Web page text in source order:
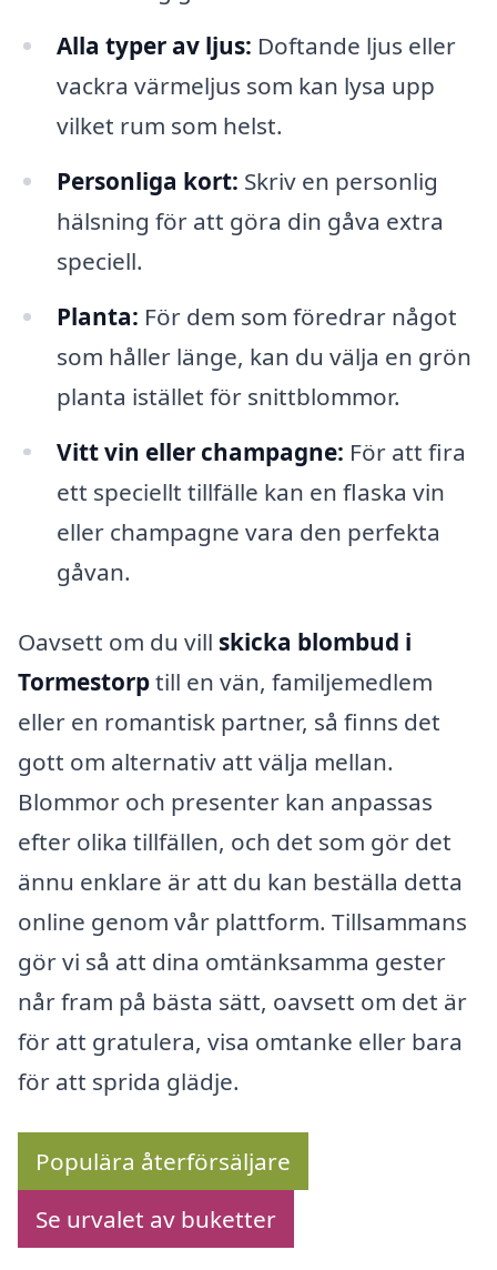
Alla typer av ljus: Doftande ljus eller
vackra värmeljus som kan lysa upp
vilket rum som helst.
Personliga kort: Skriv en personlig
hälsning för att göra din gåva extra
speciell.
Planta: För dem som föredrar något
som håller länge, kan du välja en grön
planta istället för snittblommor.
Vitt vin eller champagne: För att fira
ett speciellt tillfälle kan en flaska vin
eller champagne vara den perfekta
gåvan.
Oavsett om du vill skicka blombud i
Tormestorptill en vän, familjemedlem
eller en romantisk partner, så finns det
gott om alternativ att välja mellan.
Blommor och presenter kan anpassas
efter olika tillfällen, och det som gör det
ännu enklare är att du kan beställa detta
online genom vår plattform. Tillsammans
gör vi så att dina omtänksamma gester
når fram på bästa sätt, oavsett om det är
för att gratulera, visa omtanke eller bara
för att sprida glädje.
Populära återförsäljare
Se urvalet av buketter